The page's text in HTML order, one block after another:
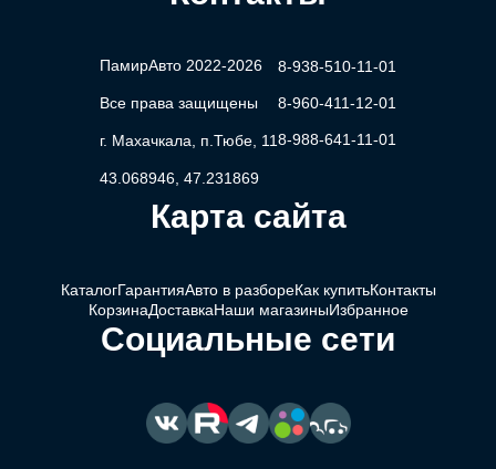
ПамирАвто 2022-2026
Все права защищены
г. Махачкала, п.Тюбе, 11
43.068946, 47.231869
8-938-510-11-01
8-960-411-12-01
8-988-641-11-01
Карта сайта
КаталогГарантияАвто в разбореКак купитьКонтакты
КорзинаДоставкаНаши магазиныИзбранное
Социальные сети